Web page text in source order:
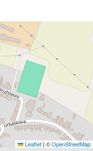
Leaflet | ©OpenStreetMap